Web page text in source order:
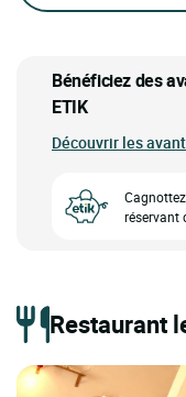
Bénéficiez des
ETIK
Découvrir les
réservant
Restaurant